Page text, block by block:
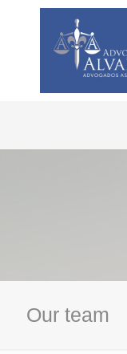
Our team